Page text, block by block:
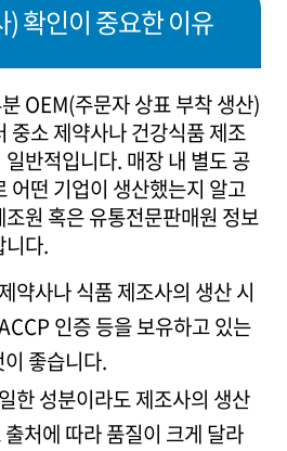
확인이 중요한 이유
OEM(주문자 상표 부착 생산)
중소 제약사나 건강식품 제조
반적입니다. 매장 내 별도 공
어떤 기업이 생산했는지 알고
원 혹은 유통전문판매원 정보
니다.
약사나 식품 제조사의 생산 시
인증 등을 보유하고 있는
좋습니다.
한 성분이라도 제조사의 생산
처에 따라 품질이 크게 달라